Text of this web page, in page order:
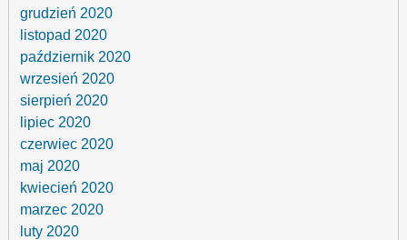
grudzień 2020
listopad 2020
październik 2020
wrzesień 2020
sierpień 2020
lipiec 2020
czerwiec 2020
maj 2020
kwiecień 2020
marzec 2020
luty 2020